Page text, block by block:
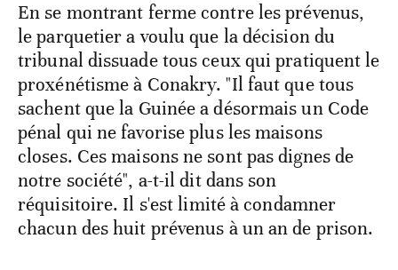
En se montrant ferme contre les prévenus,
le parquetier a voulu que la décision du
tribunal dissuade tous ceux qui pratiquent le
proxénétisme à Conakry. "Il faut que tous
sachent que la Guinée a désormais un Code
pénal qui ne favorise plus les maisons
closes. Ces maisons ne sont pas dignes de
notre société", a-t-il dit dans son
réquisitoire. Il s'est limité à condamner
chacun des huit prévenus à un an de prison.